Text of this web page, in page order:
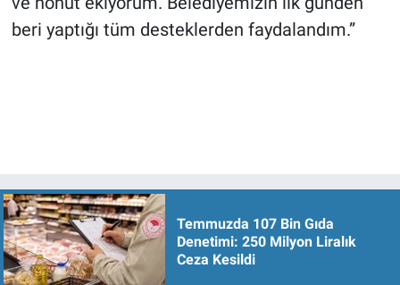
beri yaptığı tüm desteklerden faydalandım.”
Temmuzda 107 Bin Gıda
Denetimi: 250 Milyon Liralık
Ceza Kesildi